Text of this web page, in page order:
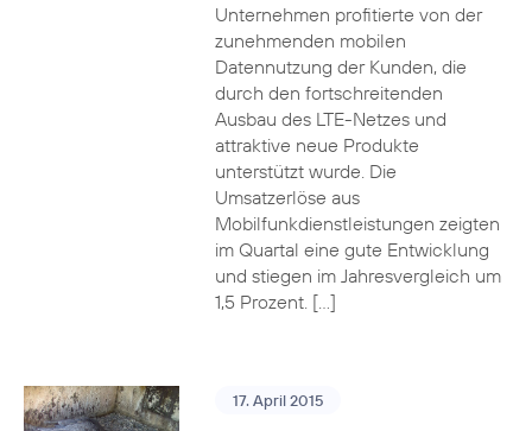
Unternehmen profitierte von der
zunehmenden mobilen
Datennutzung der Kunden, die
durch den fortschreitenden
Ausbau des LTE-Netzes und
attraktive neue Produkte
unterstützt wurde. Die
Umsatzerlöse aus
Mobilfunkdienstleistungen zeigten
im Quartal eine gute Entwicklung
und stiegen im Jahresvergleich um
1,5 Prozent. […]
17. April 2015